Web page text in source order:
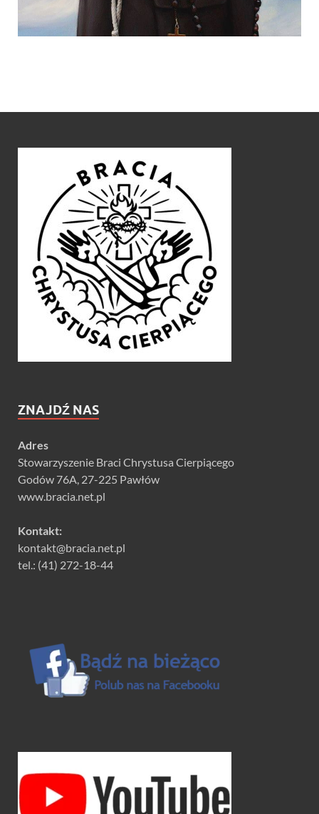
ZNAJDŹ NAS
Adres
Stowarzyszenie Braci Chrystusa Cierpiącego
Godów 76A, 27-225 Pawłów
www.bracia.net.pl
Kontakt:
kontakt@bracia.net.pl
tel.: (41) 272-18-44